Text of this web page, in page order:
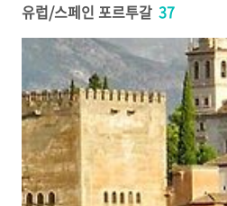
유럽/스페인 포르투갈 37